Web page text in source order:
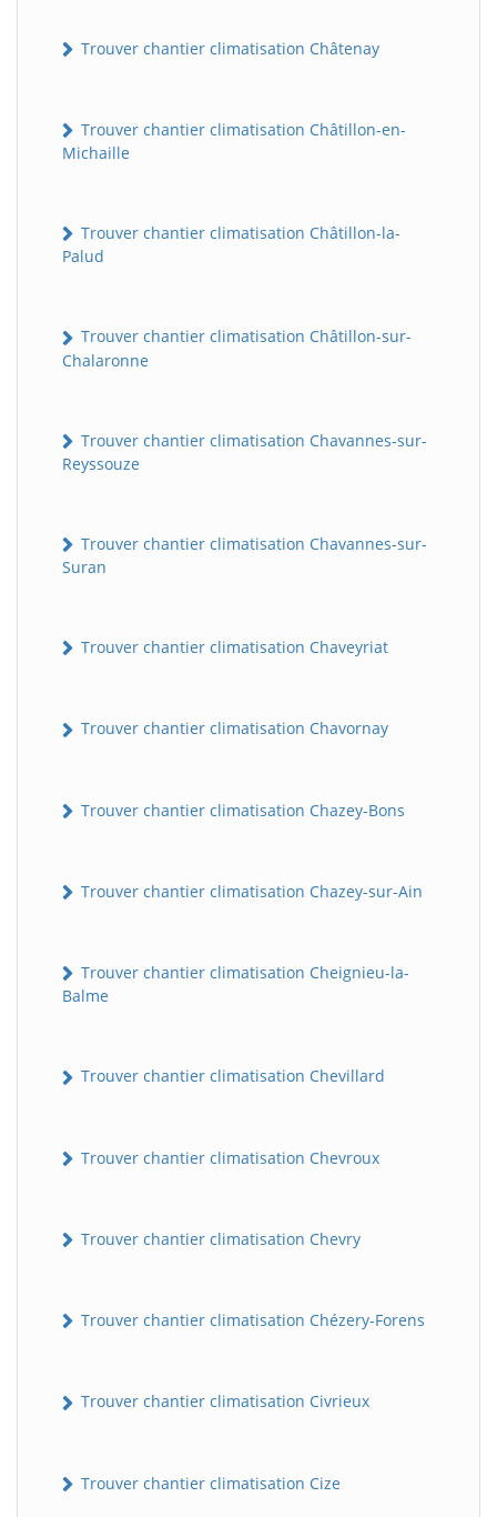
Trouver chantier climatisation Châtenay
Trouver chantier climatisation Châtillon-en-
Michaille
Trouver chantier climatisation Châtillon-la-
Palud
Trouver chantier climatisation Châtillon-sur-
Chalaronne
Trouver chantier climatisation Chavannes-sur-
Reyssouze
Trouver chantier climatisation Chavannes-sur-
Suran
Trouver chantier climatisation Chaveyriat
Trouver chantier climatisation Chavornay
Trouver chantier climatisation Chazey-Bons
Trouver chantier climatisation Chazey-sur-Ain
Trouver chantier climatisation Cheignieu-la-
Balme
Trouver chantier climatisation Chevillard
Trouver chantier climatisation Chevroux
Trouver chantier climatisation Chevry
Trouver chantier climatisation Chézery-Forens
Trouver chantier climatisation Civrieux
Trouver chantier climatisation Cize